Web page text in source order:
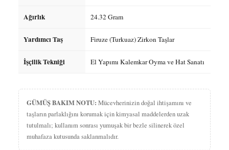
Ağırlık 24.32 Gram
Yardımcı Taş Firuze (Turkuaz) Zirkon Taşlar
İşçilik Tekniği El Yapımı Kalemkar Oyma ve Hat Sanatı
GÜMÜŞ BAKIM NOTU: Mücevherinizin doğal ihtişamını ve
taşların parlaklığını korumak için kimyasal maddelerden uzak
tutulmalı; kullanım sonrası yumuşak bir bezle silinerek özel
muhafaza kutusunda saklanmalıdır.